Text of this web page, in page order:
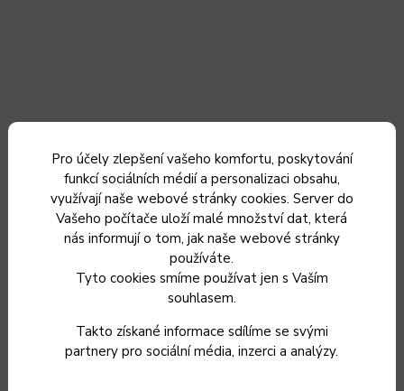
Pro účely zlepšení vašeho komfortu, poskytování
funkcí sociálních médií a personalizaci obsahu,
využívají naše webové stránky cookies. Server do
Vašeho počítače uloží malé množství dat, která
nás informují o tom, jak naše webové stránky
používáte.
Tyto cookies smíme používat jen s Vaším
souhlasem.
Takto získané informace sdílíme se svými
partnery pro sociální média, inzerci a analýzy.